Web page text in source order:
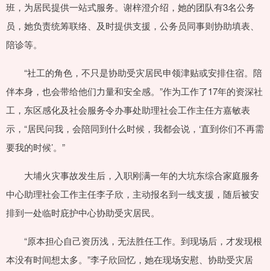
班，为居民提供一站式服务。谢梓澄介绍，她的团队有3名公务
员，她负责统筹联络、及时提供支援，公务员同事则协助填表、
陪诊等。
“社工的角色，不只是协助受灾居民申领津贴或安排住宿。陪
伴本身，也会带给他们力量和安全感。”作为工作了17年的资深社
工，东区感化及社会服务令办事处助理社会工作主任方嘉敏表
示，“居民问我，会陪同到什么时候，我都会说，‘直到你们不再需
要我的时候’。”
大埔火灾事故发生后，入职刚满一年的大坑东综合家庭服务
中心助理社会工作主任李子欣，主动报名到一线支援，随后被安
排到一处临时庇护中心协助受灾居民。
“原本担心自己资历浅，无法胜任工作。到现场后，才发现根
本没有时间想太多。”李子欣回忆，她在现场安慰、协助受灾居